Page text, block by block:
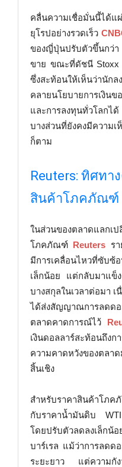
คลื่นความเชื่อมั่นนี้ได้แ
ยุโรปอย่างรวดเร็ว
ของญี่ปุ่นปรับตัวขึ้นกว่า
ขาย ขณะที่ดัชนี Stoxx
ซึ่งสะท้อนให้เห็นว่านักล
คลายนโยบายการเงิน
และการลงทุนทั่วโลกไ
บางส่วนที่ยังคงมีความเ
ก็ตาม
Reuters: ทิศทา
สินค้าโภคภัณฑ์
ในส่วนของตลาดแลกเป
โภคภัณฑ์ Reuters ร
มีการเคลื่อนไหวที่ซับ
เล็กน้อย แต่กลับมาแข็ง
บางสกุลในเวลาต่อมา เ
ได้ส่งสัญญาณการลดดอ
ตลาดคาดการณ์ไว้
เงินดอลลาร์สะท้อนถึงก
ความคาดหวังของตลา
สิ้นเชิง
สำหรับราคาสินค้าโภ
กับราคาน้ำมันดิบ
โดยปรับตัวลดลงเล็ก
บาร์เรล แม้ว่าการลดด
ระยะยาว แต่ความกัง